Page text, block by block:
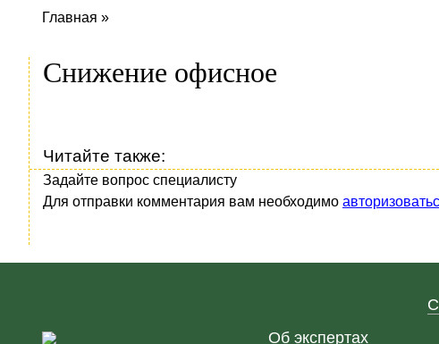
Главная »
Снижение офисное
Читайте также:
Задайте вопрос специалисту
Для отправки комментария вам необходимо
Об экспертах